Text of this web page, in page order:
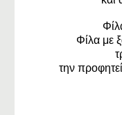
Φίλα με
την